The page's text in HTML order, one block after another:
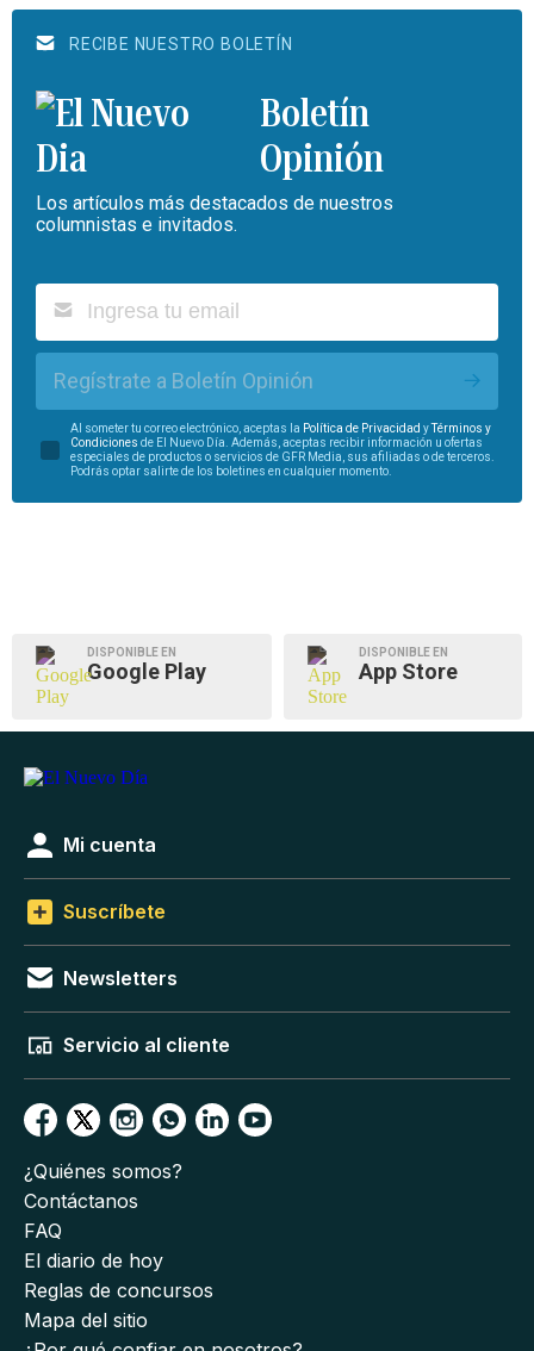
RECIBE NUESTRO BOLETÍN
Boletín
Opinión
Los artículos más destacados de nuestros
columnistas e invitados.
Regístrate a Boletín Opinión
Al someter tu correo electrónico, aceptas la Política de Privacidad yTérminos y
Condiciones de El Nuevo Día. Además, aceptas recibir información u ofertas
especiales de productos o servicios de GFR Media, sus afiliadas o de terceros.
Podrás optar salirte de los boletines en cualquier momento.
DISPONIBLE EN
Google Play
DISPONIBLE EN
App Store
Mi cuenta
Suscríbete
Newsletters
Servicio al cliente
¿Quiénes somos?
Contáctanos
FAQ
El diario de hoy
Reglas de concursos
Mapa del sitio